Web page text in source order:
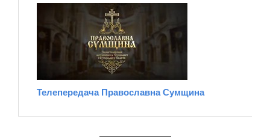
Телепередача Православна Сумщина